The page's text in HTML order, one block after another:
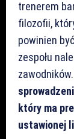
trenerem
filozofii,
powinien
zespołu
zawodników.
który ma
ustawionej